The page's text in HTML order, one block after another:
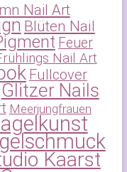
Nail Art
Blüten Nail
Feuer
Nail Art
Fullcover
Glitzer Nails
Meerjungfrauen
Kaarst